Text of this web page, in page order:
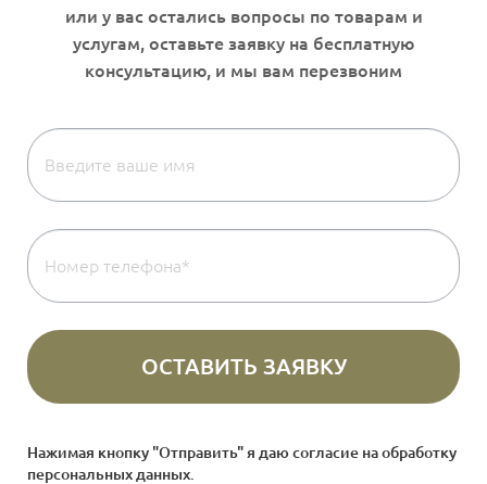
Нажимая кнопку "Отправить" я даю согласие наобработку
персональных данных